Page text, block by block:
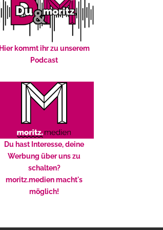
Hier kommt ihr zu unserem
Podcast
Du hast Interesse, deine
Werbung über uns zu
schalten?
moritz.medien macht's
möglich!